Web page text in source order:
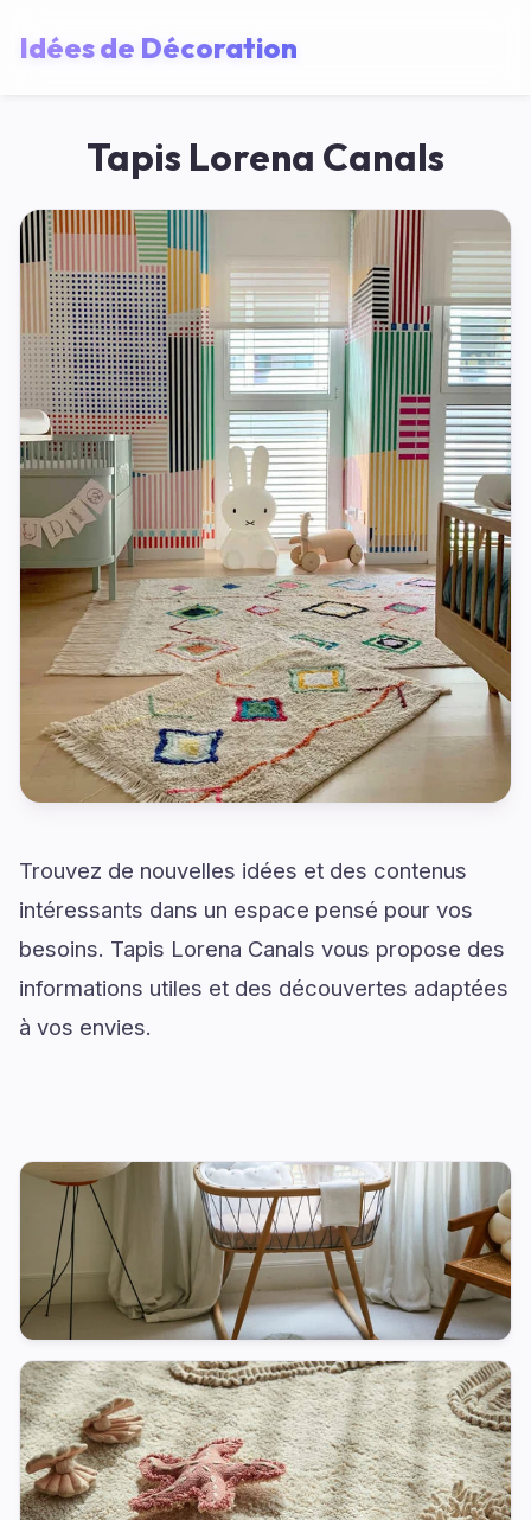
Idées de Décoration
Tapis Lorena Canals
Trouvez de nouvelles idées et des contenus
intéressants dans un espace pensé pour vos
besoins. Tapis Lorena Canals vous propose des
informations utiles et des découvertes adaptées
à vos envies.